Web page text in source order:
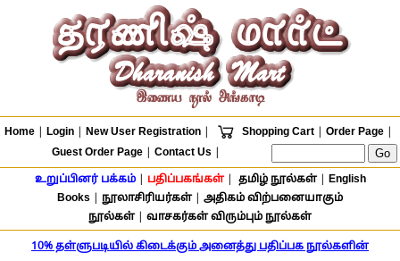
Home Login New User Registration Shopping Cart Order Page
Guest Order Page| Contact Us
உறுப்பினர் பக்கம்| பதிப்பகங்கள்| தமிழ் நூல்கள்| English
Books
நூலாசிரியர்கள்| அதிகம் விற்பனையாகும்
நூல்கள்| வாசகர்கள் விரும்பும் நூல்கள்
10% தள்ளுபடியில் கிடைக்கும் அனைத்து பதிப்பக நூல்களின்